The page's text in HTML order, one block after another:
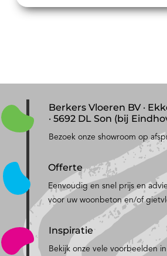
Berkers Vloeren BV ·
· 5692 DL Son (bij
Bezoek onze showroom op
Offerte
Eenvoudig en snel prijs en
voor uw woonbeton en/of
Inspiratie
Bekijk onze vele voorbeelden